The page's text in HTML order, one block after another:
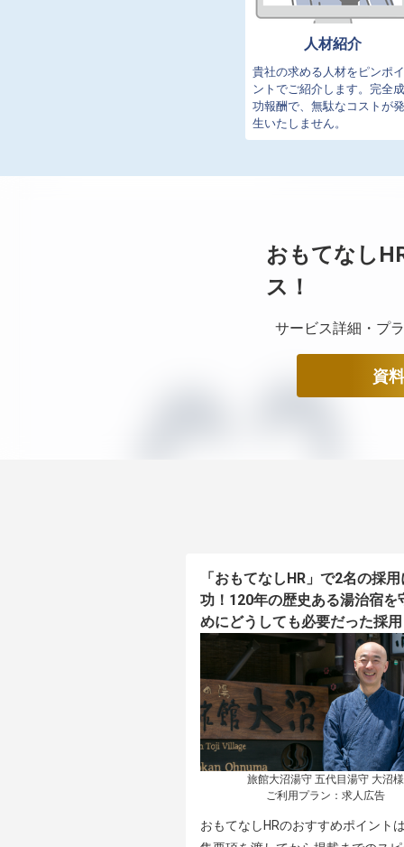
人材紹介
貴社の求める人材をピンポイ
ントでご紹介します。完全成
功報酬で、無駄なコストが発
生いたしません。
おもてなし
ス！
サービス詳細・プ
資
「おもてなしHR」で2名の採
功！120年の歴史ある湯治宿を
めにどうしても必要だった採用
旅館大沼湯守 五代目湯守 大沼様
ご利用プラン：求人広告
おもてなしHRのおすすめポイント